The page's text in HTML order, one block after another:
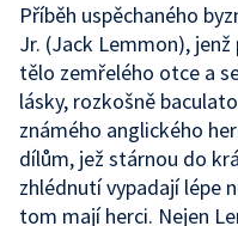
Příběh uspěchaného
Jr. (Jack Lemmon),
tělo zemřelého otce a
lásky, rozkošně
známého anglického
dílům, jež stárnou do
zhlédnutí vypadají lépe
tom mají herci. Nejen